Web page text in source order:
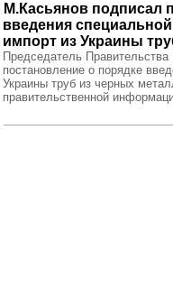
М.Касьянов подписал
введения
импорт из Украины
Председатель
постановление о порядке
Украины труб из черных
правительственной